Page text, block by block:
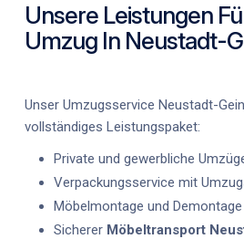
Unsere Leistungen
Umzug In Neustadt-
Unser Umzugsservice Neustadt-
vollständiges Leistungspaket:
Private und gewerbliche
Verpackungsservice mit
Möbelmontage und Demontage
Sicherer Möbeltransport